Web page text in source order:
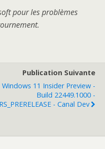
pour les problèmes
Publication Suivante
Windows 11 Insider Preview -
Build 22449.1000 -
RS_PRERELEASE - Canal Dev